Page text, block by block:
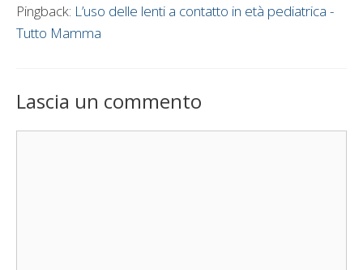
Pingback: L’uso delle lenti a contatto in età pediatrica -
Tutto Mamma
Lascia un commento